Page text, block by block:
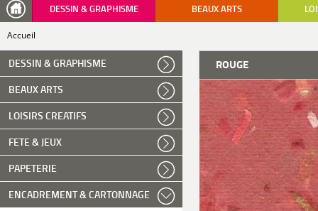
DESSIN & GRAPHISME BEAUX ARTS
Accueil
DESSIN & GRAPHISME
BEAUX ARTS
LOISIRS CREATIFS
FETE & JEUX
PAPETERIE
ENCADREMENT & CARTONNAGE
ROUGE